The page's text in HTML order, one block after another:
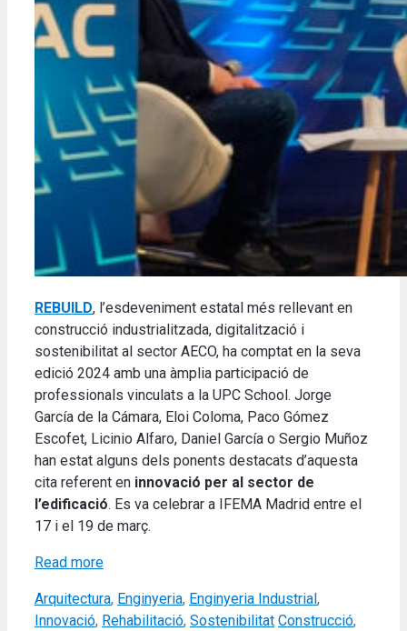
REBUILD, l’esdeveniment estatal més rellevant en
construcció industrialitzada, digitalització i
sostenibilitat al sector AECO, ha comptat en la seva
edició 2024 amb una àmplia participació de
professionals vinculats a la UPC School. Jorge
García de la Cámara, Eloi Coloma, Paco Gómez
Escofet, Licinio Alfaro, Daniel García o Sergio Muñoz
han estat alguns dels ponents destacats d’aquesta
cita referent en innovació per al sector de
l’edificació. Es va celebrar a IFEMA Madrid entre el
17 i el 19 de març.
Read more
Categories
Arquitectura, Enginyeria, Enginyeria Industrial ,
Innovació, Rehabilitació, Sostenibilitat Tags
Construcció,